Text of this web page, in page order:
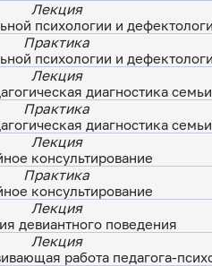
Лекция
психологии и
Практика
психологии и
Лекция
диагностика семьи
Практика
диагностика семьи
Лекция
консультирование
Практика
консультирование
Лекция
девиантного поведения
Лекция
работа педагога-